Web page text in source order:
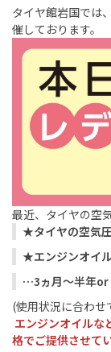
タイヤ館岩国では
催しております。
最近、タイヤの空
★タイヤの空気
★エンジンオイ
…3ヵ月～半年or
(使用状況に合わ
エンジンオイルな
格でご提供させて